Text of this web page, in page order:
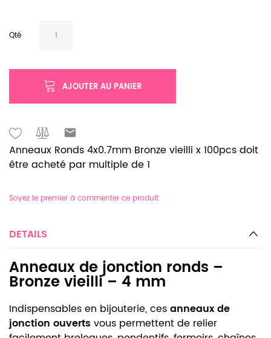
Qté
AJOUTER AU PANIER
Anneaux Ronds 4x0.7mm Bronze vieilli x 100pcs doit
être acheté par multiple de 1
Soyez le premier à commenter ce produit
DETAILS
Anneaux de jonction ronds –
Bronze vieilli – 4 mm
Indispensables en bijouterie, cesanneaux de
jonction ouverts vous permettent de relier